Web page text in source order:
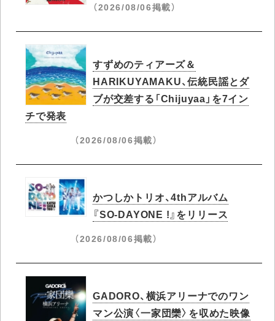
（2026/08/06掲載）
すずめのティアーズ＆
HARIKUYAMAKU、伝統民謡とダ
ブが交差する「Chijuyaa」を7イン
チで発表
（2026/08/06掲載）
かつしかトリオ、4thアルバム
『SO-DAYONE !』をリリース
（2026/08/06掲載）
GADORO、横浜アリーナでのワン
マン公演〈一家団欒〉を収めた映像